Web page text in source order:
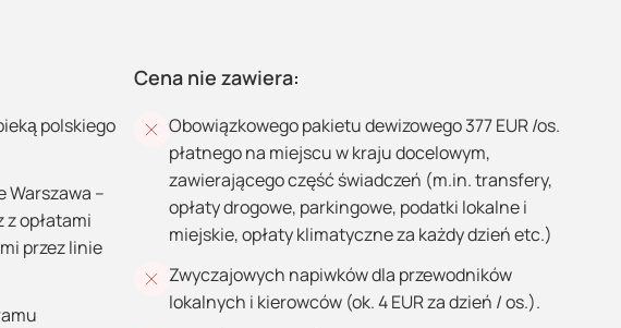
polskiego
Warszawa –
z opłatami
przez linie
Cena nie zawiera:
Obowiązkowego pakietu dewizowego 377 EUR /os.
płatnego na miejscu w kraju docelowym,
zawierającego część świadczeń (m.in. transfery,
opłaty drogowe, parkingowe, podatki lokalne i
miejskie, opłaty klimatyczne za każdy dzień etc.)
Zwyczajowych napiwków dla przewodników
lokalnych i kierowców (ok. 4 EUR za dzień / os.).